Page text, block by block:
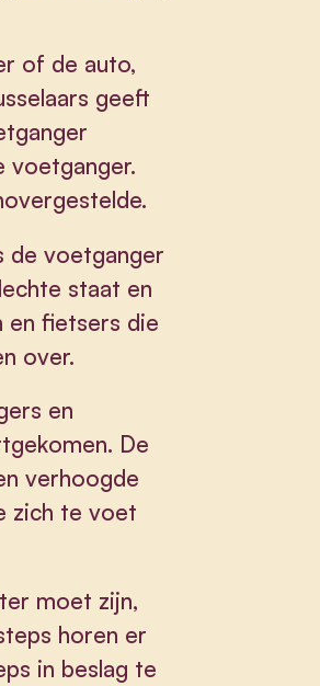
of de auto,
geeft
voetganger.
de voetganger
staat en
en fietsers die
over.
en
De
verhoogde
zich te voet
moet zijn,
horen er
in beslag te